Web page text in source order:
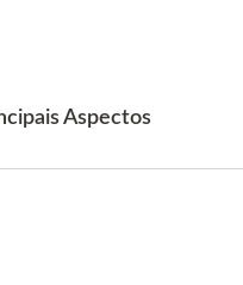
Aspectos